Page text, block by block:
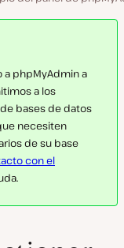
a phpMyAdmin a
a los
bases de datos
necesiten
de su base
con el